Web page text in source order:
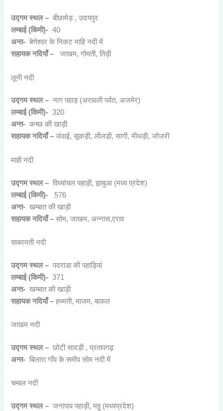
उद्गम स्थल –बीछामेड़ , उदयपुर
लम्बाई (किमी)-40
अन्त-बेणेश्वर के निकट माहि नदी में
सहायक नदियाँ –
जाखम, गोमती, तिड़ी
लूनी नदी
उद्गम स्थल –नाग पहाड़ (अरावली पर्वत, अजमेर)
लम्बाई (किमी)-320
अन्त-कच्छ की खाड़ी
सहायक नदियाँ – जंवाई, सूकड़ी, लीलड़ी, सागी, मीथड़ी, जोजरी
माही नदी
उद्गम स्थल –विध्यांचल पहाड़ी, झाबुआ (मध्य प्रदेश)
लम्बाई (किमी)-
576
अन्त-खम्बात की खाड़ी
सहायक नदियाँ –सोम, जाखम, अन्नास,एराव
साबरमती नदी
उद्गम स्थल –पदराडा की पहाड़ियां
लम्बाई (किमी)-371
अन्त-खम्बात की खाड़ी
सहायक नदियाँ – हथ्मती, माजम, बाकल
जाखम नदी
उद्गम स्थल –छोटी सादड़ी , प्रतापगढ़
अन्त-बिलारा गाँव के समीप सोम नदी में
चम्बल नदी
उद्गम स्थल –जनापाव पहाड़ी, महू (मध्यप्रदेश)